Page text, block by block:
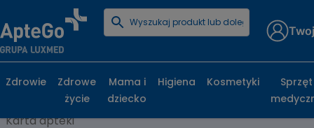
Strona główna
Apteka Codzienna, Osiedle Ogrody 5A,
Ostrowiec Świętokrzyski
Karta apteki
Zdrowie
Zdrowe
życie
Mama i
dziecko
Higiena Kosmetyki
Sprzęt